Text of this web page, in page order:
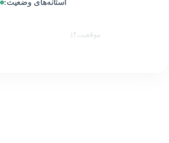
آستانه‌های وضعیت:
موقعیت